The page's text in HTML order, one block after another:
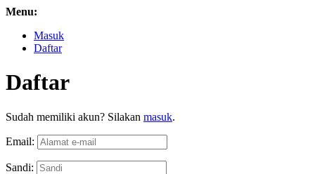
Menu:
Masuk
Daftar
Daftar
Sudah memiliki akun? Silakan masuk.
Email:
Sandi: